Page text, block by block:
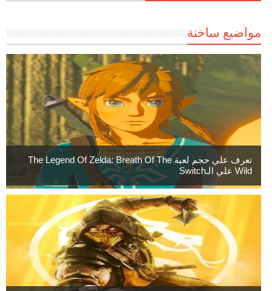
مواضيع ساخنة
تعرف علي حجم لعبة The Legend Of Zelda: Breath Of The
Wild علي الـSwitch